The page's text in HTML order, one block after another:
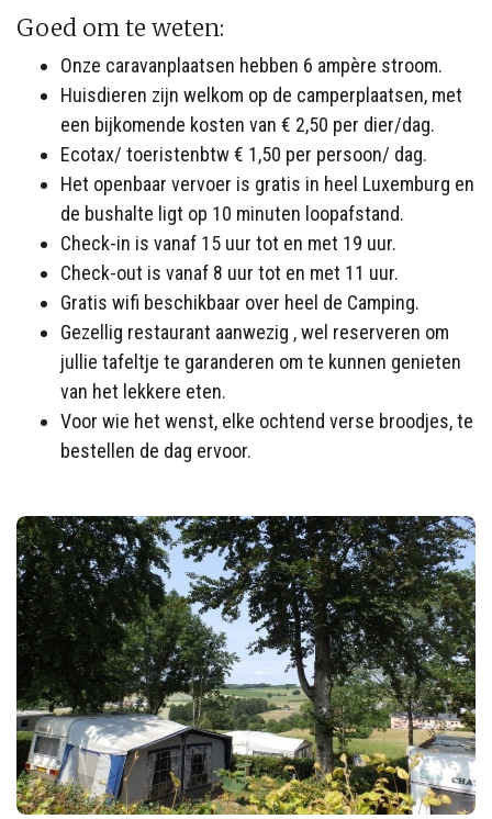
Goed om te weten:
Onze caravanplaatsen hebben 6 ampère stroom.
Huisdieren zijn welkom op de camperplaatsen, met
een bijkomende kosten van € 2,50 per dier/dag.
Ecotax/ toeristenbtw € 1,50 per persoon/ dag.
Het openbaar vervoer is gratis in heel Luxemburg en
de bushalte ligt op 10 minuten loopafstand.
Check-in is vanaf 15 uur tot en met 19 uur.
Check-out is vanaf 8 uur tot en met 11 uur.
Gratis wifi beschikbaar over heel de Camping.
Gezellig restaurant aanwezig , wel reserveren om
jullie tafeltje te garanderen om te kunnen genieten
van het lekkere eten.
Voor wie het wenst, elke ochtend verse broodjes, te
bestellen de dag ervoor.